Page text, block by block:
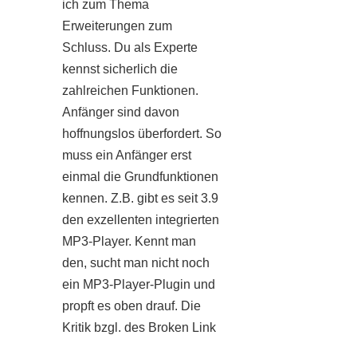
ich zum Thema
Erweiterungen zum
Schluss. Du als Experte
kennst sicherlich die
zahlreichen Funktionen.
Anfänger sind davon
hoffnungslos überfordert. So
muss ein Anfänger erst
einmal die Grundfunktionen
kennen. Z.B. gibt es seit 3.9
den exzellenten integrierten
MP3-Player. Kennt man
den, sucht man nicht noch
ein MP3-Player-Plugin und
propft es oben drauf. Die
Kritik bzgl. des Broken Link